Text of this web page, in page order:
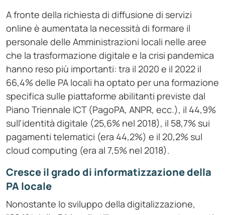
A fronte della richiesta di diffusione di servizi
online è aumentata la necessità di formare il
personale delle Amministrazioni locali nelle aree
che la trasformazione digitale e la crisi pandemica
hanno reso più importanti: tra il 2020 e il 2022 il
66,4% delle PA locali ha optato per una formazione
specifica sulle piattaforme abilitanti previste dal
Piano Triennale ICT (PagoPA, ANPR, ecc.), il 44,9%
sull’identità digitale (25,6% nel 2018), il 58,7% sui
pagamenti telematici (era 44,2%) e il 20,2% sul
cloud computing (era al 7,5% nel 2018).
Cresce il grado di informatizzazione della
PA locale
Nonostante lo sviluppo della digitalizzazione,